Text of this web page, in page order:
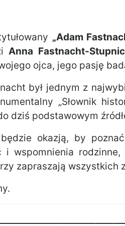
„Adam
Anna Fastnacht-
ojca, jego pasję
był jednym z
„Słownik
dziś podstawowym
będzie okazją, by
i wspomnienia
zapraszają wszystkich